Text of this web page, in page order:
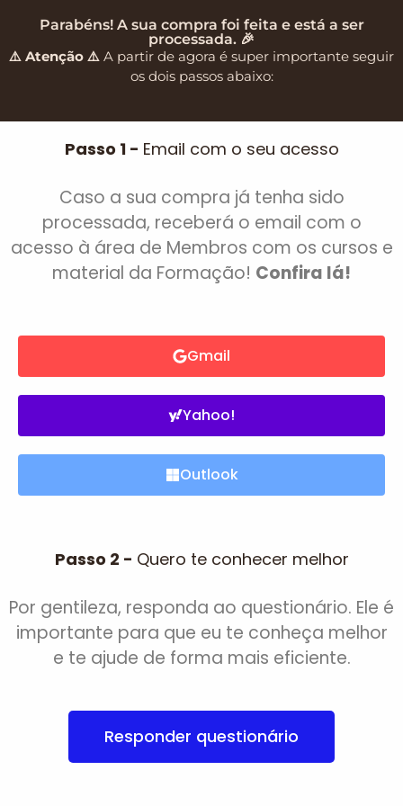
Parabéns! A sua compra foi feita e está a ser
processada. 🎉
⚠️ Atenção ⚠️ A partir de agora é super importante seguir
os dois passos abaixo:
Passo 1 - Email com o seu acesso
Caso a sua compra já tenha sido
processada, receberá o email com o
acesso à área de Membros com os cursos e
material da Formação! Confira lá!
Gmail
Yahoo!
Outlook
Passo 2 - Quero te conhecer melhor
Por gentileza, responda ao questionário. Ele é
importante para que eu te conheça melhor
e te ajude de forma mais eficiente.
Responder questionário